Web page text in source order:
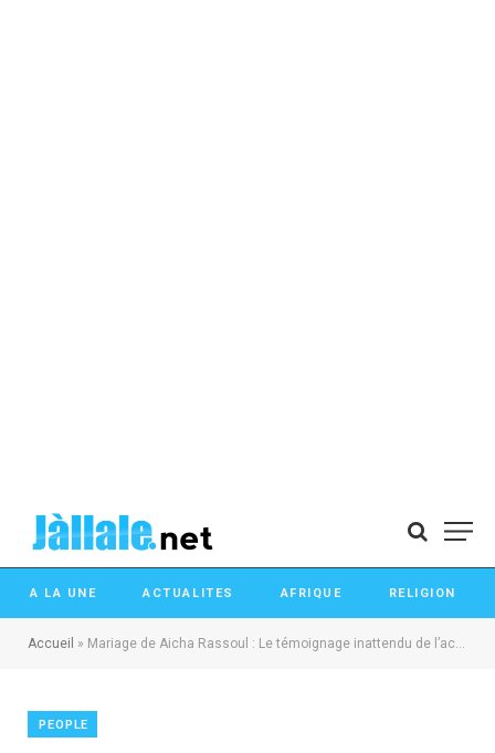
A LA UNE ACTUALITES AFRIQUE RELIGION
Accueil » Mariage de Aicha Rassoul : Le témoignage inattendu de l’acteur Pod, « jour bima la guissé ngay dioy, ma lathie la nganima… »
PEOPLE